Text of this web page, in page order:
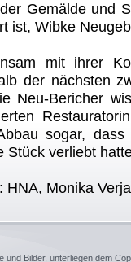
Gemälde und
ist, Wibke
mit ihrer
der nächsten
Neu-Bericher
sogar,
Stück verliebt
HNA, Monika
Bilder, unterliegen dem